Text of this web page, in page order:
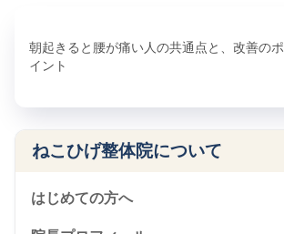
朝起きると腰が痛い人の共通点と、改善のポ
イント
ねこひげ整体院について
はじめての方へ